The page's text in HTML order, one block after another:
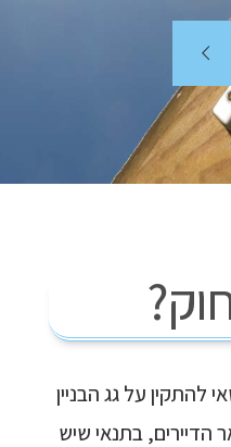
על גג הבניין
בתנאי שיש